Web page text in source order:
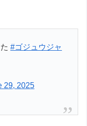
た#ゴジュウジャ
29, 2025